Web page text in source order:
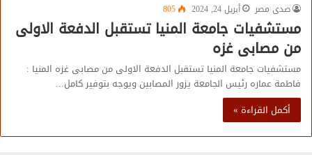
صدى مصر
أبريل 24, 2024 805
مستشفيات جامعة المنيا تستقبل الدفعة الاولى
من مصابى غزه
مستشفيات جامعة المنيا تستقبل الدفعة الاولى من مصابى غزه المنيا :
فاطمة عماره رئيس الجامعة يزور المصابين ويوجه بتوفير كامل…
أكمل القراءة »